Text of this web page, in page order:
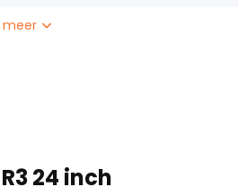
meer
24 inch